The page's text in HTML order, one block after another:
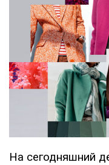
На сегодняшний